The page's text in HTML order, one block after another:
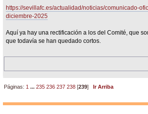
https://sevillafc.es/actualidad/noticias/comunicado-
diciembre-2025
Aquí ya hay una rectificación a los del Comité, que
que todavía se han quedado cortos.
Páginas: 1 ...235 236 237 238 [239]Ir Arriba